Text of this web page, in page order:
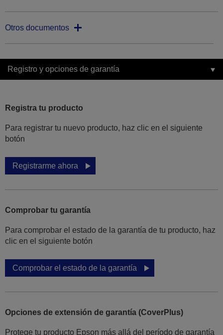
Otros documentos
Registro y opciones de garantía
Registra tu producto
Para registrar tu nuevo producto, haz clic en el siguiente
botón
Registrarme ahora
Comprobar tu garantía
Para comprobar el estado de la garantía de tu producto, haz
clic en el siguiente botón
Comprobar el estado de la garantía
Opciones de extensión de garantía (CoverPlus)
Protege tu producto Epson más allá del período de garantía